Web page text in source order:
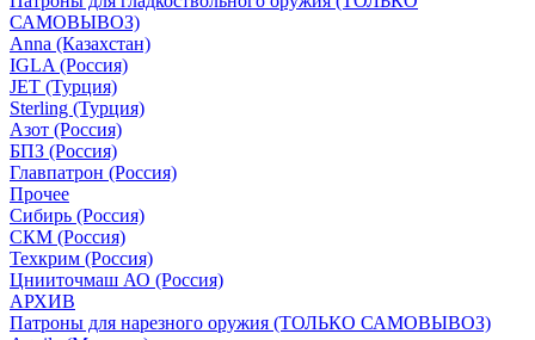
САМОВЫВОЗ)
Anna (Казахстан)
IGLA (Россия)
JET (Турция)
Sterling (Турция)
Азот (Россия)
БПЗ (Россия)
Главпатрон (Россия)
Прочее
Сибирь (Россия)
СКМ (Россия)
Техкрим (Россия)
Цнииточмаш АО (Россия)
АРХИВ
Патроны для нарезного оружия (ТОЛЬКО САМОВЫВОЗ)